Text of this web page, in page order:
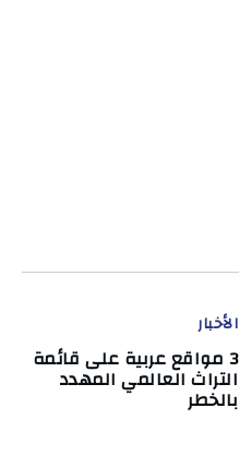
الأخبار
3 مواقع عربية على قائمة
التراث العالمي المهدد
بالخطر